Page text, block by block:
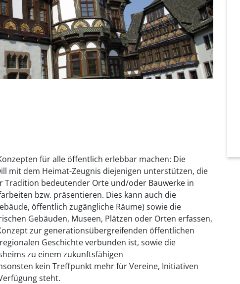
für alle öffentlich erlebbar machen: Die
mit dem Heimat-Zeugnis diejenigen unterstützen, die
Tradition bedeutender Orte und/oder Bauwerke in
bzw. präsentieren. Dies kann auch die
öffentlich zugängliche Räume) sowie die
Gebäuden, Museen, Plätzen oder Orten erfassen,
zur generationsübergreifenden öffentlichen
Geschichte verbunden ist, sowie die
zu einem zukunftsfähigen
kein Treffpunkt mehr für Vereine, Initiativen
steht.